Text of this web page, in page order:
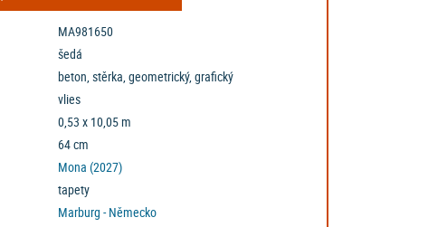
MA981650
šedá
beton, stěrka, geometrický, grafický
vlies
0,53 x 10,05 m
64 cm
Mona (2027)
tapety
Marburg - Německo